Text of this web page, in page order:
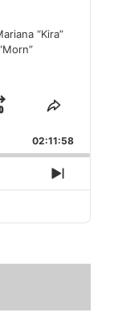
“Kira”
Forward
Share
Episode
02:11:58
Next